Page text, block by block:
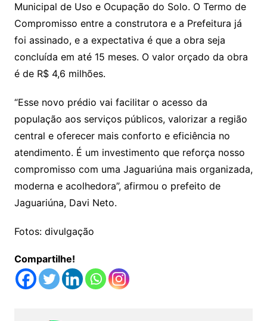
Municipal de Uso e Ocupação do Solo. O Termo de
Compromisso entre a construtora e a Prefeitura já
foi assinado, e a expectativa é que a obra seja
concluída em até 15 meses. O valor orçado da obra
é de R$ 4,6 milhões.
“Esse novo prédio vai facilitar o acesso da
população aos serviços públicos, valorizar a região
central e oferecer mais conforto e eficiência no
atendimento. É um investimento que reforça nosso
compromisso com uma Jaguariúna mais organizada,
moderna e acolhedora”, afirmou o prefeito de
Jaguariúna, Davi Neto.
Fotos: divulgação
Compartilhe!